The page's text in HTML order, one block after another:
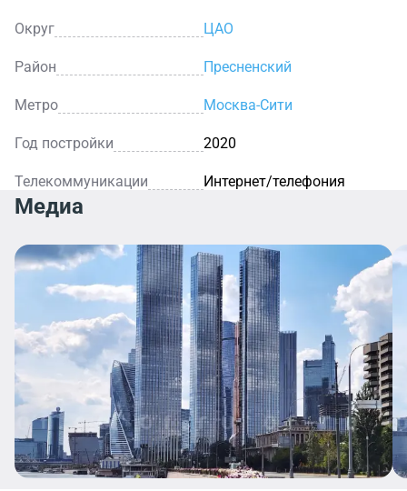
Округ ЦАО
Район Пресненский
Метро Москва-Сити
Год постройки 2020
Телекоммуникации Интернет/телефония
Медиа